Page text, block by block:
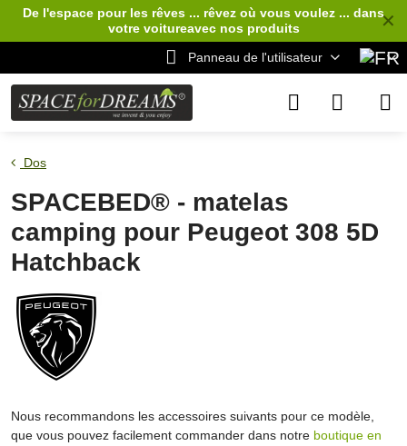
✕
De l'espace pour les rêves ... rêvez où vous voulez ... dans
votre voitureavec nos produits
Panneau de l'utilisateur
Dos
SPACEBED® - matelas
camping pour Peugeot 308 5D
Hatchback
Nous recommandons les accessoires suivants pour ce modèle,
que vous pouvez facilement commander dans notre boutique en